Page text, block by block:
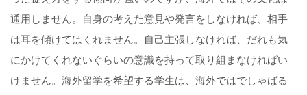
通用しません。自身の考えた意見や発言をしなければ、相手
は耳を傾けてはくれません。自己主張しなければ、だれも気
にかけてくれないぐらいの意識を持って取り組まなければい
けません。海外留学を希望する学生は、海外ではでしゃばる